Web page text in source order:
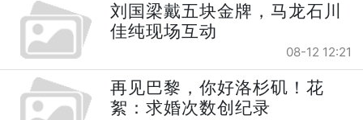
刘国梁戴五块金牌，马龙石川
佳纯现场互动
08-12 12:21
再见巴黎，你好洛杉矶！花
絮：求婚次数创纪录